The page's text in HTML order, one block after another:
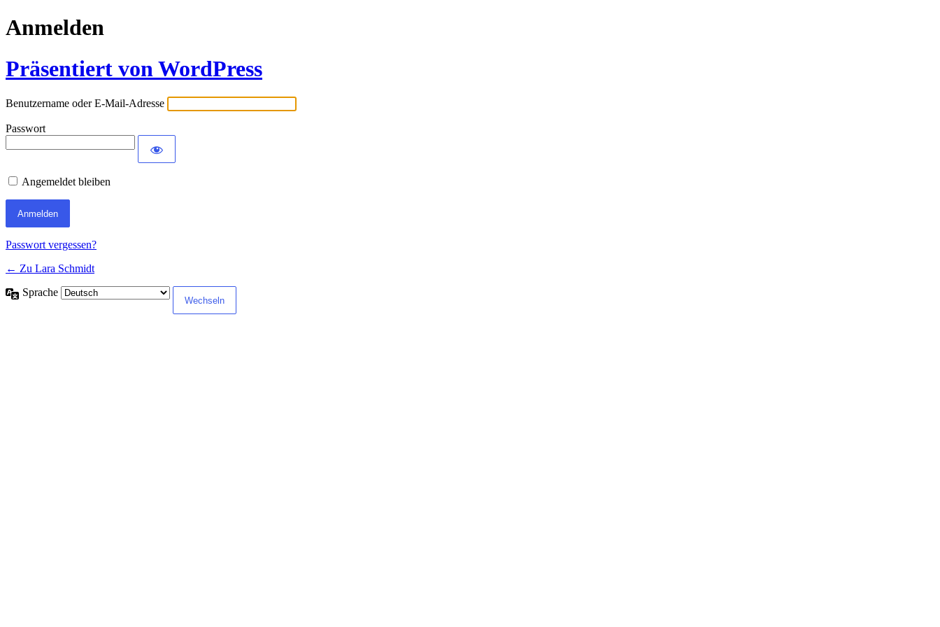
Anmelden
Präsentiert von WordPress
Benutzername oder E-Mail-Adresse
Passwort
Angemeldet bleiben
Passwort vergessen?
← Zu Lara Schmidt
Sprache